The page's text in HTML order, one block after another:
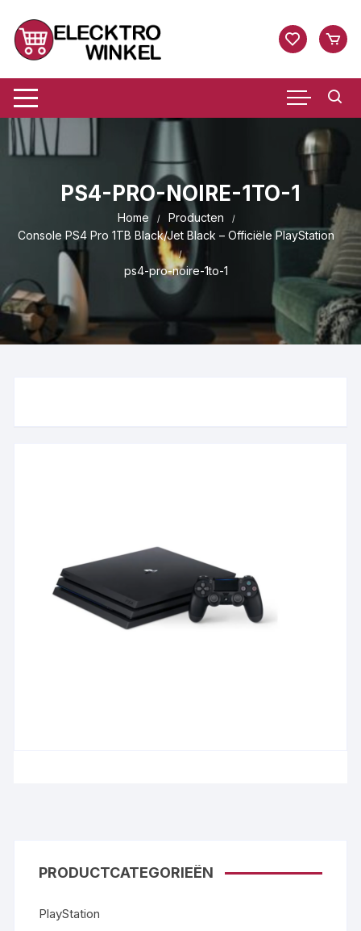
naar
inhoud
PS4-PRO-NOIRE-1TO-1
Home
Producten
Console PS4 Pro 1TB Black/Jet Black – Officiële PlayStation
ps4-pro-noire-1to-1
PRODUCTCATEGORIEËN
PlayStation